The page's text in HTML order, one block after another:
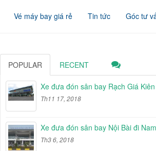
Vé máy bay giá rẻ Tin tức Góc tư
POPULAR RECENT
Xe đưa đón sân bay Rạch Giá
Th11 17, 2018
Xe đưa đón sân bay Nội Bài đi
Th3 6, 2018